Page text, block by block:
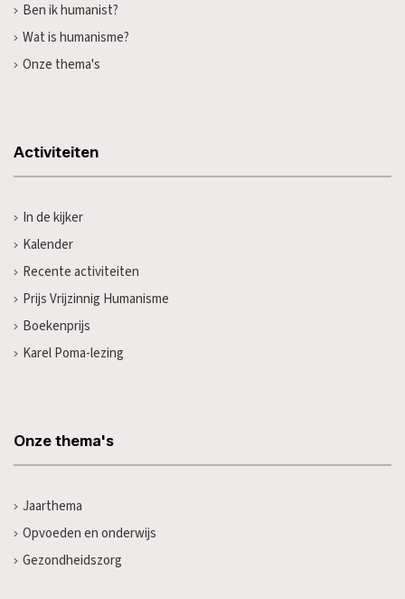
Ben ik humanist?
Wat is humanisme?
Onze thema's
Activiteiten
In de kijker
Kalender
Recente activiteiten
Prijs Vrijzinnig Humanisme
Boekenprijs
Karel Poma-lezing
Onze thema's
Jaarthema
Opvoeden en onderwijs
Gezondheidszorg